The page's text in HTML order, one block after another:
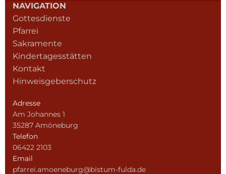
NAVIGATION
Gottesdienste
Pfarrei
Sakramente
Kindertagesstätten
Kontakt
Hinweisgeberschutz
Adresse
Am Johannes 1
35287 Amöneburg
Telefon
06422 2103
Email
pfarrei.amoeneburg@bistum-fulda.de